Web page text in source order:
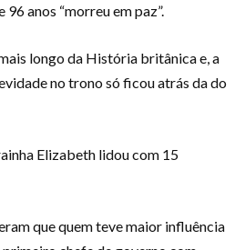
anos “morreu em paz”.
longo da História britânica e, a
no trono só ficou atrás da do
Elizabeth lidou com 15
que quem teve maior influência